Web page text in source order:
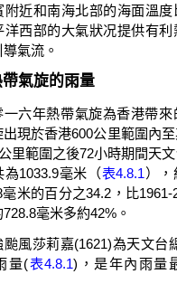
附近和南海北部的海面溫度
洋西部的大氣狀况提供有
氣流。
氣旋的雨量
一六年熱帶氣旋為香港帶
現於香港600公里範圍內
里範圍之後72小時期間天
為1033.9毫米（表4.8.1），
毫米的百分之34.2，比
毫米多約42%。
颱風莎莉嘉(1621)為天文台
量(表4.8.1)，是年內雨量